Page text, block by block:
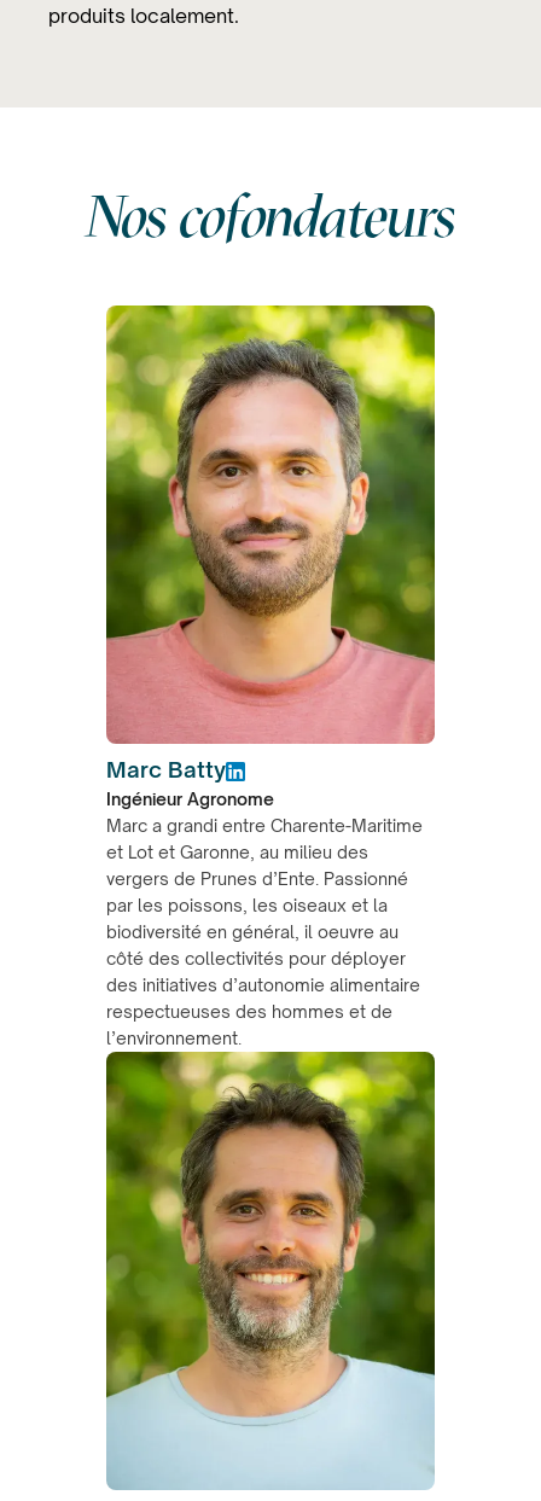
produits localement.
Nos cofondateurs
Marc Batty
Ingénieur Agronome
Marc a grandi entre Charente-Maritime
et Lot et Garonne, au milieu des
vergers de Prunes d’Ente. Passionné
par les poissons, les oiseaux et la
biodiversité en général, il oeuvre au
côté des collectivités pour déployer
des initiatives d’autonomie alimentaire
respectueuses des hommes et de
l’environnement.